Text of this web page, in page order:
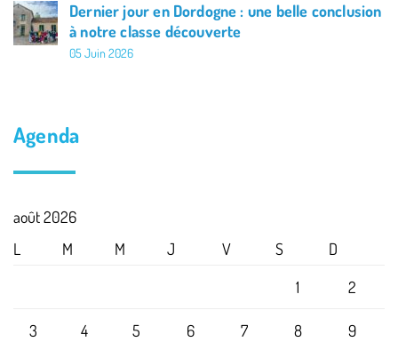
Dernier jour en Dordogne : une belle conclusion
à notre classe découverte
05 Juin 2026
Agenda
août 2026
L
M M J V S
D
1
2
3 4 5 6 7 8 9